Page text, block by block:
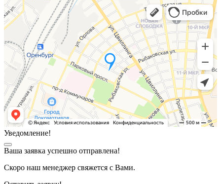
Уведомление!
Ваша заявка успешно отправлена!
Скоро наш менеджер свяжется с Вами.